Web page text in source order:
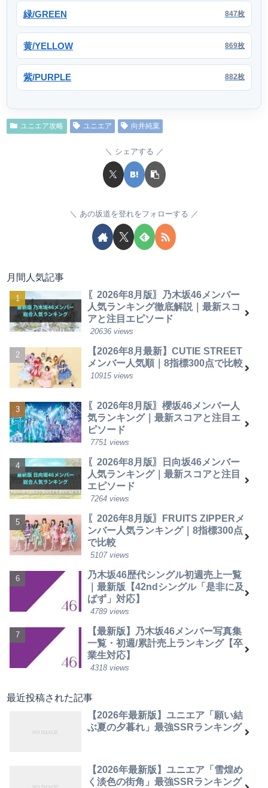
緑/GREEN 847枚
黄/YELLOW 869枚
紫/PURPLE 882枚
ユニエア攻略 ユニエア 向井純葉
シェアする
あの坂道を登れをフォローする
月間人気記事
〖2026年8月版〗乃木坂46メンバー
人気ランキング徹底解説｜最新スコ
アと注目エピソード
20636 views
【2026年8月最新】CUTIE STREET
メンバー人気順｜8指標300点で比較
10915 views
〖2026年8月版〗櫻坂46メンバー人
気ランキング｜最新スコアと注目エ
ピソード
7751 views
〖2026年8月版〗日向坂46メンバー
人気ランキング｜最新スコアと注目
エピソード
7264 views
〖2026年8月版〗FRUITS ZIPPERメ
ンバー人気ランキング｜8指標300点
で比較
5107 views
乃木坂46歴代シングル初週売上一覧
｜最新版【42ndシングル「是非に及
ばず」対応】
4789 views
【最新版】乃木坂46メンバー写真集
一覧・初週/累計売上ランキング【卒
業生対応】
4318 views
最近投稿された記事
【2026年最新版】ユニエア「願い結
ぶ夏の夕暮れ」最強SSRランキング
【2026年最新版】ユニエア「雪煌め
く淡色の街角」最強SSRランキング